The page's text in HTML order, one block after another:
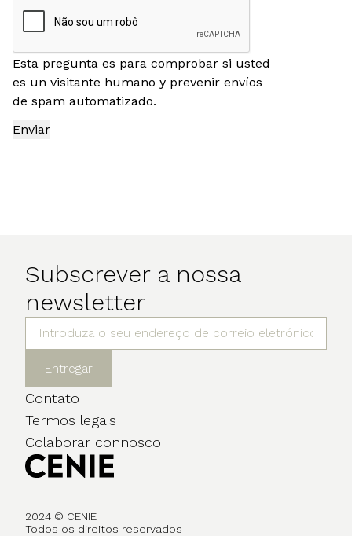
Esta pregunta es para comprobar si usted
es un visitante humano y prevenir envíos
de spam automatizado.
Subscrever a nossa
newsletter
Entregar
Contato
Termos legais
Colaborar connosco
2024 © CENIE
Todos os direitos reservados